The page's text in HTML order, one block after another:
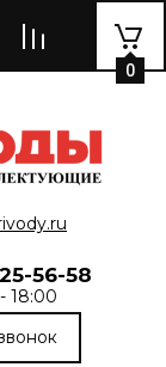
56-58
18:00
звонок
0